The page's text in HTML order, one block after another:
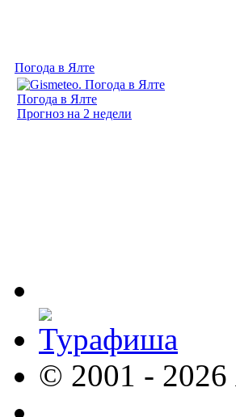
Погода в Ялте
Погода в Ялте
Прогноз на 2 недели
© 2001 -